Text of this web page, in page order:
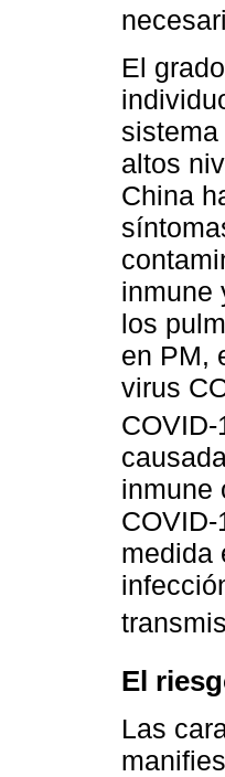
El
altos
China
inmune
los
en PM,
virus
COVID-
inmune
medida
El
Las